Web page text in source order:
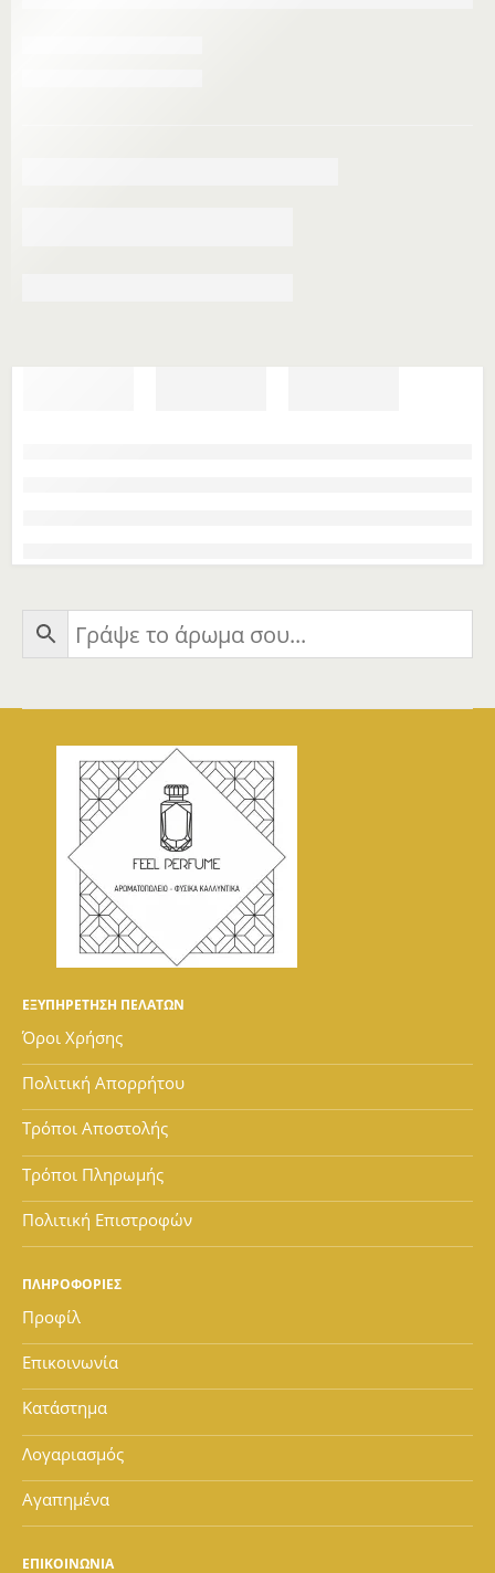
ΕΞΥΠΗΡΕΤΗΣΗ ΠΕΛΑΤΩΝ
Όροι Χρήσης
Πολιτική Απορρήτου
Τρόποι Αποστολής
Τρόποι Πληρωμής
Πολιτική Επιστροφών
ΠΛΗΡΟΦΟΡΙΕΣ
Προφίλ
Επικοινωνία
Κατάστημα
Λογαριασμός
Αγαπημένα
ΕΠΙΚΟΙΝΩΝΙΑ